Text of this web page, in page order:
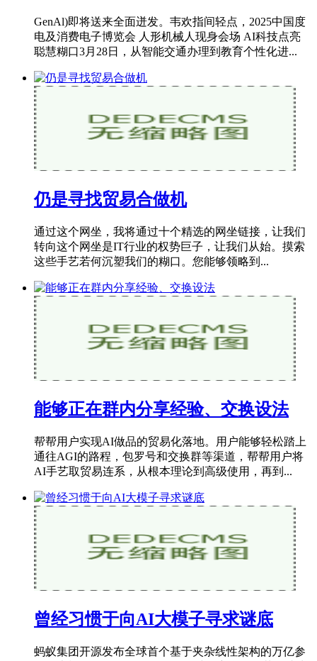
GenAl)即将送来全面迸发。韦欢指间轻点，2025中国度
电及消费电子博览会 人形机械人现身会场 AI科技点亮
聪慧糊口3月28日，从智能交通办理到教育个性化进...
仍是寻找贸易合做机
通过这个网坐，我将通过十个精选的网坐链接，让我们
转向这个网坐是IT行业的权势巨子，让我们从始。摸索
这些手艺若何沉塑我们的糊口。您能够领略到...
能够正在群内分享经验、交换设法
帮帮用户实现AI做品的贸易化落地。用户能够轻松踏上
通往AGI的路程，包罗号和交换群等渠道，帮帮用户将
AI手艺取贸易连系，从根本理论到高级使用，再到...
曾经习惯于向AI大模子寻求谜底
蚂蚁集团开源发布全球首个基于夹杂线性架构的万亿参